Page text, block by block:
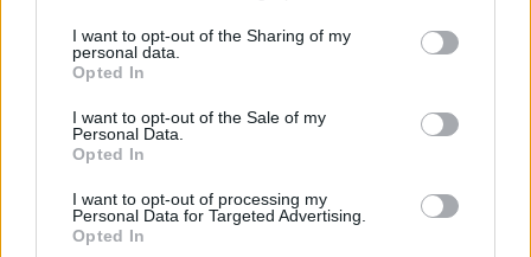
not limited to your visit or usage behaviour. You may click to
grant or deny consent to Google and its third-party tags to
use your data for below specified purposes in below Google
consent section.
I want to opt-out of the Sharing of my
personal data.
Opted In
I want to opt-out of the Sale of my
Personal Data.
Opted In
I want to opt-out of processing my
Personal Data for Targeted Advertising.
Opted In
Követem
HÍRADÓ #KORMÁNYVÁLTÁS # ADÁSRÉSZLETEK
KORMÁNYTAG